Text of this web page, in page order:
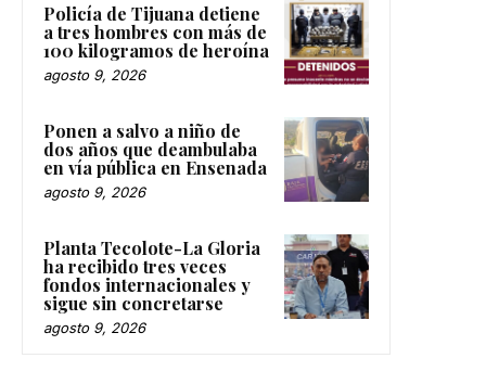
Policía de Tijuana detiene
a tres hombres con más de
100 kilogramos de heroína
agosto 9, 2026
Ponen a salvo a niño de
dos años que deambulaba
en vía pública en Ensenada
agosto 9, 2026
Planta Tecolote-La Gloria
ha recibido tres veces
fondos internacionales y
sigue sin concretarse
agosto 9, 2026